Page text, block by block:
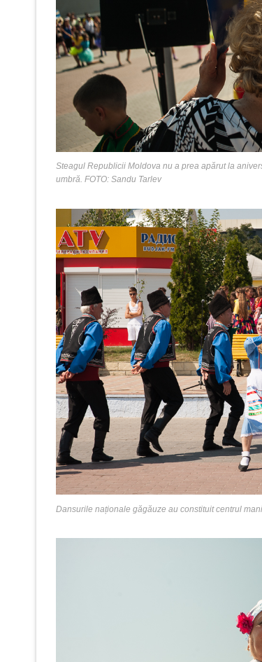
Steagul Republicii Moldova nu a prea apărut la
umbră. FOTO: Sandu Tarlev
Dansurile naționale găgăuze au constituit centrul